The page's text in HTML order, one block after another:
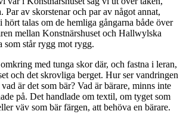
Par av skorstenar och par av något annat,
talas om de hemliga gångarna både över
mellan Konstnärshuset och Hallwylska
som står rygg mot rygg.
med tunga skor där, och fastna i leran,
och det skrovliga berget. Hur ser vandringen
är det som bär? Vad är bärare, minns inte
på. Det handlade om textil, om tyget som
väv som bär färgen, att behöva en bärare.